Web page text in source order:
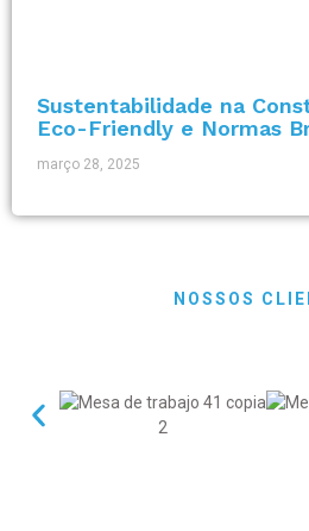
Sustentabilidade na
Eco-Friendly e Normas
março 28, 2025
NOSSOS